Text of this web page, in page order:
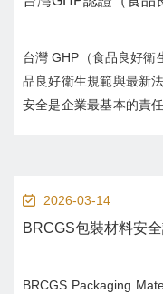
台灣 GHP（食品良好衛
品良好衛生規範與最新
安全是企業最基本的責
2026-03-14
BRCGS包裝材料安
BRCGS Packaging